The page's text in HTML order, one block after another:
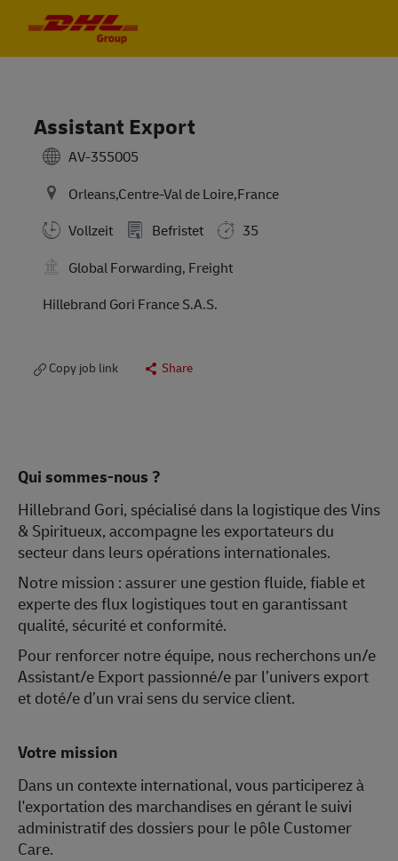
Assistant Export
AV-355005
Orleans,Centre-Val de Loire,France
Vollzeit
Befristet
35
Global Forwarding, Freight
Hillebrand Gori France S.A.S.
Copy job link Share
Qui sommes-nous ?
Hillebrand Gori, spécialisé dans la logistique des Vins
& Spiritueux, accompagne les exportateurs du
secteur dans leurs opérations internationales.
Notre mission : assurer une gestion fluide, fiable et
experte des flux logistiques tout en garantissant
qualité, sécurité et conformité.
Pour renforcer notre équipe, nous recherchons un/e
Assistant/e Export passionné/e par l’univers export
et doté/e d’un vrai sens du service client.
Votre mission
Dans un contexte international, vous participerez à
l'exportation des marchandises en gérant le suivi
administratif des dossiers pour le pôle Customer
Care.